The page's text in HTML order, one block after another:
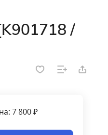
/
7 800 ₽